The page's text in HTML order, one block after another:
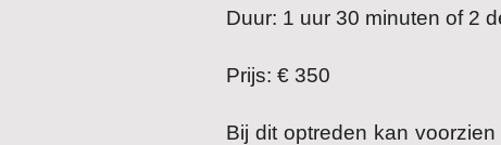
Duur: 1 uur 30 minuten of 2
Prijs: € 350
Bij dit optreden kan